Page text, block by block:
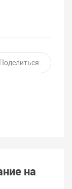
Поделиться
на